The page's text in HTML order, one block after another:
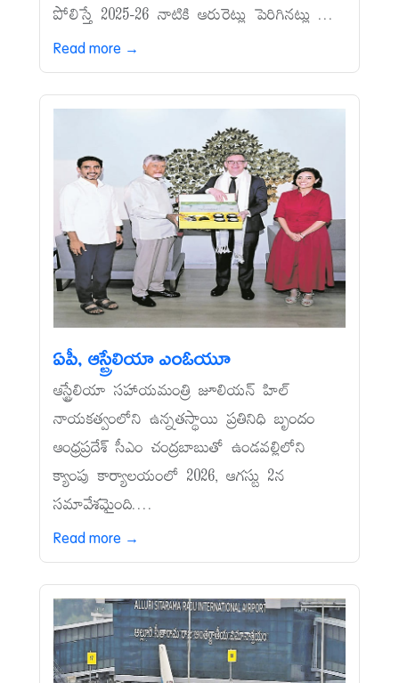
పోలిస్తే 2025-26 నాటికి ఆరురెట్లు పెరిగినట్లు ...
Read more →
ఏపీ, ఆస్ట్రేలియా ఎంఓయూ
ఆస్ట్రేలియా సహాయమంత్రి జూలియన్‌ హిల్‌
నాయకత్వంలోని ఉన్నతస్థాయి ప్రతినిధి బృందం
ఆంధ్రప్రదేశ్‌ సీఎం చంద్రబాబుతో ఉండవల్లిలోని
క్యాంపు కార్యాలయంలో 2026, ఆగస్టు 2న
సమావేశమైంది....
Read more →